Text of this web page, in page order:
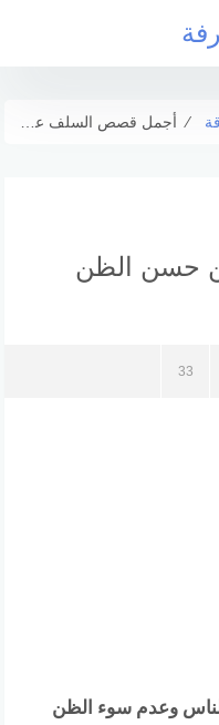
⁄ أجمل قصص السلف عن حسن الظن بالناس
حسن الظن
33
وعدم سوء الظن